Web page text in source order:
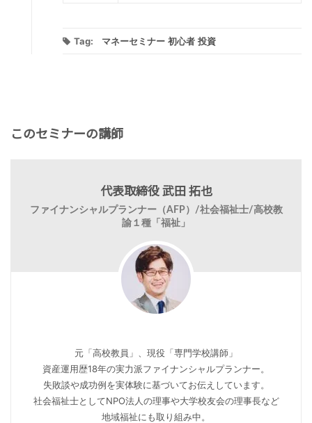
Tag: マネーセミナー 初心者 投資
このセミナーの講師
代表取締役 武田 拓也
ファイナンシャルプランナー（AFP）/社会福祉士/高校教
諭１種「福祉」
元「高校教員」、現役「専門学校講師」
資産運用歴18年の実力派ファイナンシャルプランナー。
失敗談や成功例を実体験に基づいてお伝えしています。
社会福祉士としてNPO法人の理事や大学校友会の理事長など
地域福祉にも取り組み中。